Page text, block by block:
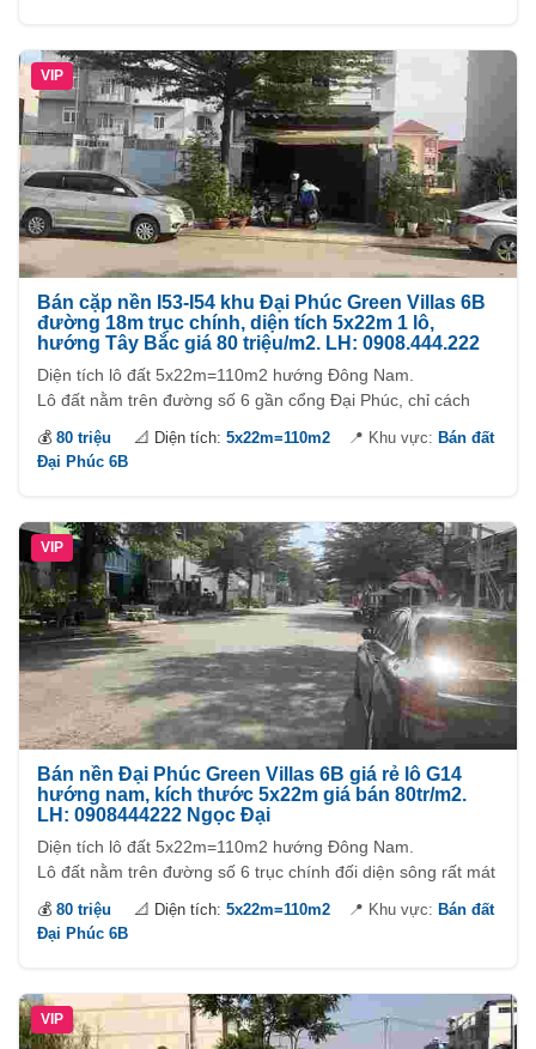
VIP
Bán cặp nền I53-I54 khu Đại Phúc Green Villas 6B
đường 18m trục chính, diện tích 5x22m 1 lô,
hướng Tây Bắc giá 80 triệu/m2. LH: 0908.444.222
Diện tích lô đất 5x22m=110m2 hướng Đông Nam.
Lô đất nằm trên đường số 6 gần cổng Đại Phúc, chỉ cách
đường Phạm Hùng 100m.
💰 80 triệu 📐 Diện tích: 5x22m=110m2 📍 Khu vực: Bán đất
Đại Phúc 6B
VIP
Bán nền Đại Phúc Green Villas 6B giá rẻ lô G14
hướng nam, kích thước 5x22m giá bán 80tr/m2.
LH: 0908444222 Ngọc Đại
Diện tích lô đất 5x22m=110m2 hướng Đông Nam.
Lô đất nằm trên đường số 6 trục chính đối diện sông rất mát
mẻ.
💰 80 triệu 📐 Diện tích: 5x22m=110m2 📍 Khu vực: Bán đất
Đại Phúc 6B
VIP